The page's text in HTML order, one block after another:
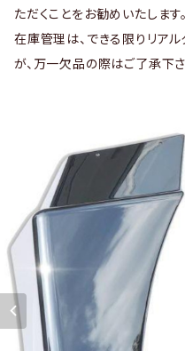
ただくことをお勧めいたします。
在庫管理は、できる限りリア
が、万一欠品の際はご了承下